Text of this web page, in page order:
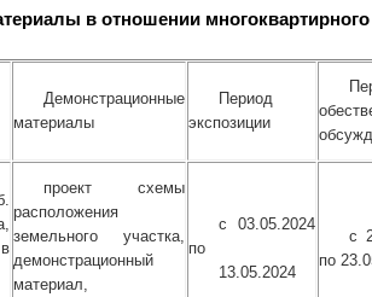
в отношении
Демонстрационные
материалы
Период
экспозиции
проект схемы
расположения
земельного участка,
демонстрационный
материал,
с 03.05.2024
по
13.05.2024
с
по